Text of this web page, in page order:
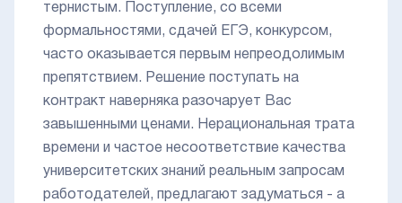
тернистым. Поступление, со всеми
формальностями, сдачей ЕГЭ, конкурсом,
часто оказывается первым непреодолимым
препятствием. Решение поступать на
контракт наверняка разочарует Вас
завышенными ценами. Нерациональная трата
времени и частое несоответствие качества
университетских знаний реальным запросам
работодателей, предлагают задуматься - а